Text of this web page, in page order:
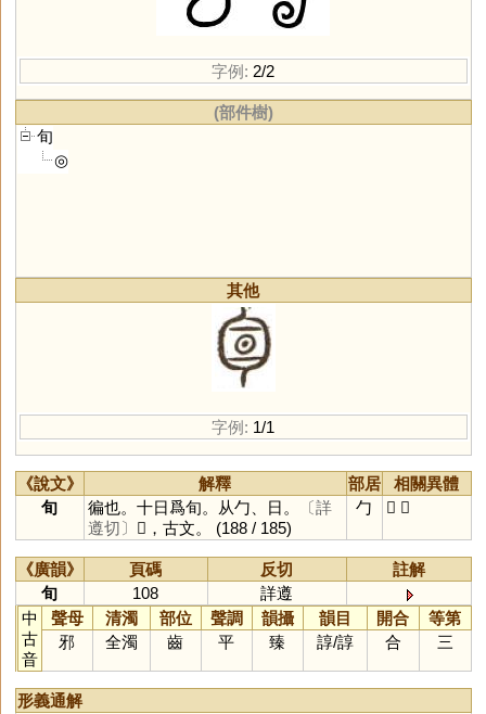
字例: 2/2
(部件樹)
旬
◎
其他
字例: 1/1
《說文》 解釋 部居
相關異體
旬
徧也。十日爲旬。从勹、日。
〔詳
遵切〕
𠣙，古文。 (188 / 185)
勹 𠣙 𠣚
《廣韻》 頁碼 反切
註解
旬
108
詳遵
中
古
音
聲母 清濁 部位 聲調 韻攝 韻目 開合
等第
邪
全濁 齒 平 臻 諄/諄 合 三
形義通解